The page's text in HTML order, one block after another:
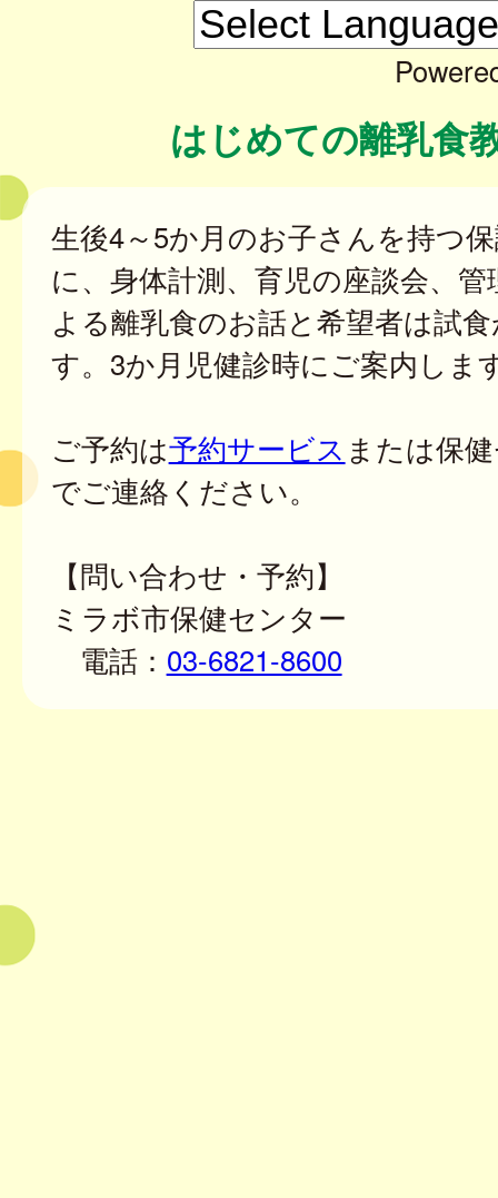
はじめての離乳食
生後4～5か月のお子さんを持つ
に、身体計測、育児の座談会、管
よる離乳食のお話と希望者は試
す。3か月児健診時にご案内しま
ご予約は予約サービス または保
でご連絡ください。
【問い合わせ・予約】
ミラボ市保健センター
電話： 03-6821-8600